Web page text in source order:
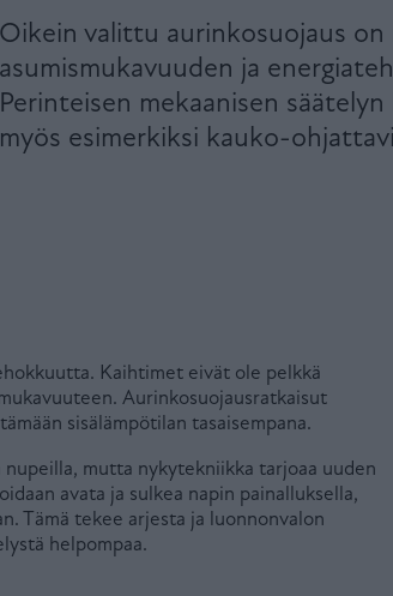
Oikein valittu aurinkosuojaus
asumismukavuuden ja
Perinteisen mekaanisen
myös esimerkiksi kauko-
Kaihtimet eivät ole pelkkä
Aurinkosuojausratkaisut
sisälämpötilan tasaisempana.
mutta nykytekniikka tarjoaa uuden
avata ja sulkea napin painalluksella,
Tämä tekee arjesta ja luonnonvalon
helpompaa.